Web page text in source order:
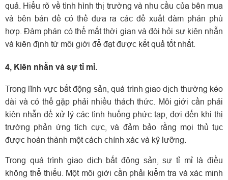
quả. Hiểu rõ về tình hình thị trường và nhu cầu của bên mua
và bên bán để có thể đưa ra các đề xuất đàm phán phù
hợp.Đàm phán có thể mất thời gian và đòi hỏi sự kiên nhẫn
và kiên định từ môi giới để đạt được kết quả tốt nhất.
4, Kiên nhẫn và sự tỉ mỉ.
Trong lĩnh vực bất động sản, quá trình giao dịch thường kéo
dài và có thể gặp phải nhiều thách thức. Môi giới cần phải
kiên nhẫn để xử lý các tình huống phức tạp, đợi đến khi thị
trường phản ứng tích cực, và đảm bảo rằng mọi thủ tục
được hoàn thành một cách chính xác và kỹ lưỡng.
Trong quá trình giao dịch bất động sản, sự tỉ mỉ là điều
không thể thiếu. Một môi giới cần phải kiểm tra và xác minh